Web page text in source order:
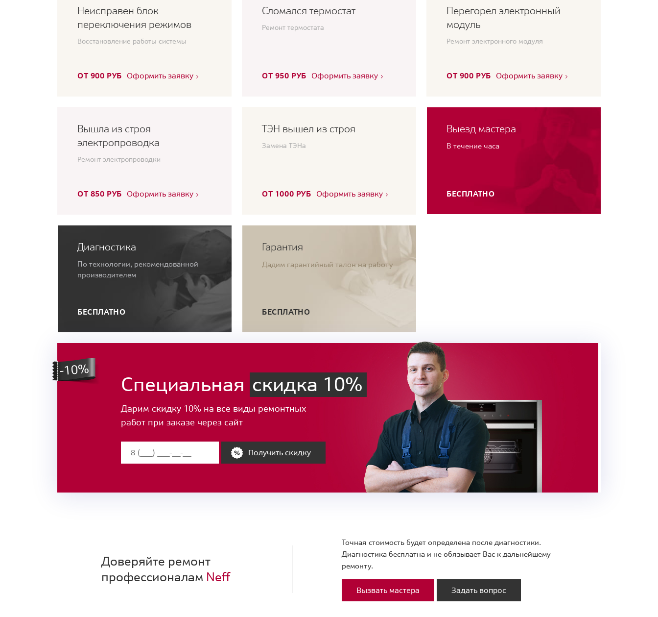
Неисправен блок
переключения режимов
Восстановление работы системы
ОТ 900 РУБ Оформить заявку
Сломался термостат
Ремонт термостата
ОТ 950 РУБ Оформить заявку
Перегорел электронный
модуль
Ремонт электронного модуля
ОТ 900 РУБ Оформить заявку
Вышла из строя
электропроводка
Ремонт электропроводки
ОТ 850 РУБ Оформить заявку
ТЭН вышел из строя
Замена ТЭНа
ОТ 1000 РУБ Оформить заявку
Выезд мастера
В течение часа
БЕСПЛАТНО
Диагностика
По технологии, рекомендованной
производителем
БЕСПЛАТНО
Гарантия
Дадим гарантийный талон на работу
БЕСПЛАТНО
Специальная скидка 10%
Дарим скидку 10% на все виды ремонтных
работ при заказе через сайт
Получить скидку
Доверяйте ремонт
профессионалам Neff
Точная стоимость будет определена после диагностики.
Диагностика бесплатна и не обязывает Вас к дальнейшему
ремонту.
Вызвать мастера Задать вопрос